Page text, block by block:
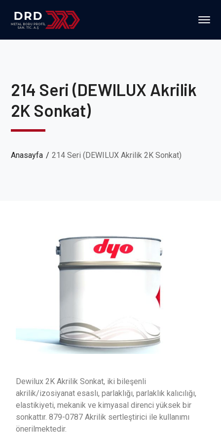
214 Seri (DEWILUX Akrilik
2K Sonkat)
Anasayfa 214 Seri (DEWILUX Akrilik 2K Sonkat)
Dewilux 2K Akrilik Sonkat, iki bileşenli
akrilik/izosiyanat esaslı, parlaklığı, parlaklık kalıcılığı,
elastikiyeti, mekanik ve kimyasal direnci yüksek bir
sonkattır. 879-0787 Akrilik sertleştirici ile kullanımı
önerilmektedir.